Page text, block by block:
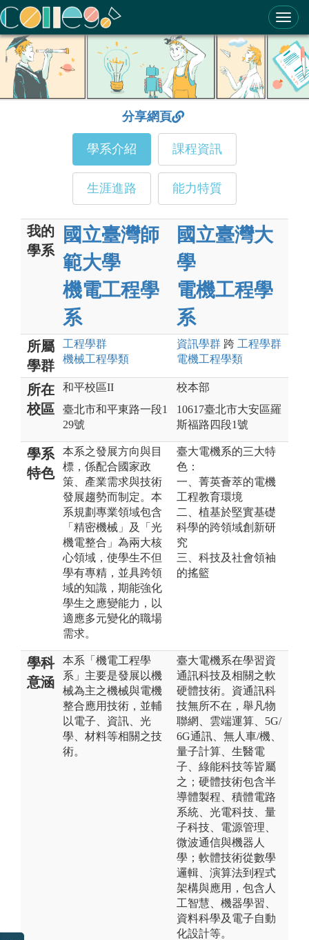
ColleGo! 大學選才與高中育才輔助系統
分享網頁
學系介紹 課程資訊
生涯進路 能力特質
我的
學系
國立臺灣師
範大學
機電工程學
系
國立臺灣大
學
電機工程學
系
所屬
學群
工程學群
機械工程學類
資訊學群 跨 工程學群
電機工程學類
所在
校區
和平校區II
臺北市和平東路一段1
29號
校本部
10617臺北市大安區羅
斯福路四段1號
學系
特色
本系之發展方向與目
標，係配合國家政
策、產業需求與技術
發展趨勢而制定。本
系規劃專業領域包含
「精密機械」及「光
機電整合」為兩大核
心領域，使學生不但
學有專精，並具跨領
域的知識，期能強化
學生之應變能力，以
適應多元變化的職場
需求。
臺大電機系的三大特
色：
一、菁英薈萃的電機
工程教育環境
二、植基於堅實基礎
科學的跨領域創新研
究
三、科技及社會領袖
的搖籃
學科
意涵
本系「機電工程學
系」主要是發展以機
械為主之機械與電機
整合應用技術，並輔
以電子、資訊、光
學、材料等相關之技
術。
臺大電機系在學習資
通訊科技及相關之軟
硬體技術。資通訊科
技無所不在，舉凡物
聯網、雲端運算、5G/
6G通訊、無人車/機、
量子計算、生醫電
子、綠能科技等皆屬
之；硬體技術包含半
導體製程、積體電路
系統、光電科技、量
子科技、電源管理、
微波通信與機器人
學；軟體技術從數學
邏輯、演算法到程式
架構與應用，包含人
工智慧、機器學習、
資料科學及電子自動
化設計等。